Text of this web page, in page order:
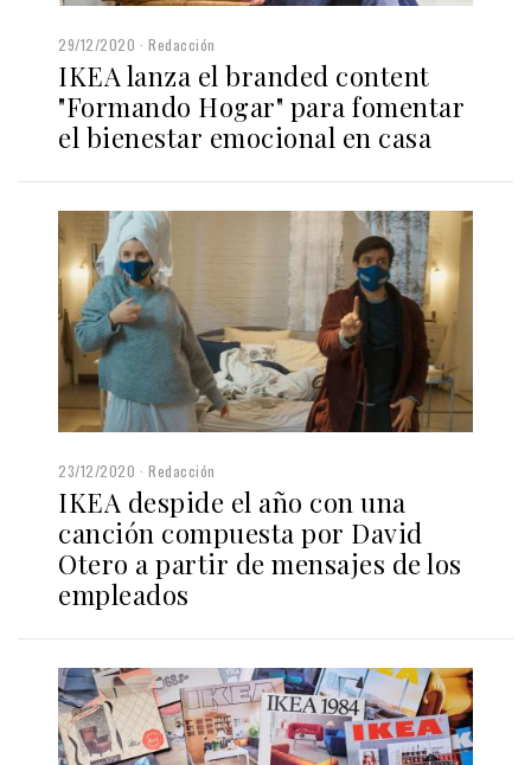
29/12/2020 Redacción
IKEA lanza el branded content
"Formando Hogar" para fomentar
el bienestar emocional en casa
23/12/2020 Redacción
IKEA despide el año con una
canción compuesta por David
Otero a partir de mensajes de los
empleados